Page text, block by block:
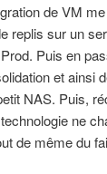
de VM
replis sur un
Puis en
et ainsi
NAS. Puis,
ne
de même du